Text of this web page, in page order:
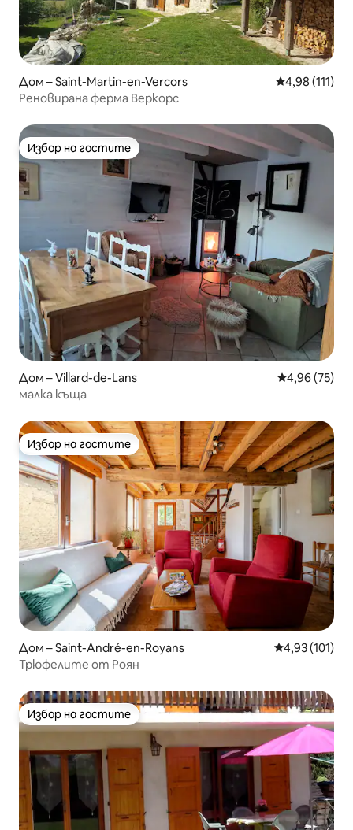
Дом – Saint-Martin-en-Vercors Средна
4,98 (111)
Реновирана ферма Веркорс
Избор на гостите
Избор на гостите
Дом – Villard-de-Lans Средна
4,96 (75)
малка къща
Избор на гостите
Избор на гостите
Дом – Saint-André-en-Royans Средна
4,93 (101)
Трюфелите от Роян
Избор на гостите
Избор на гостите